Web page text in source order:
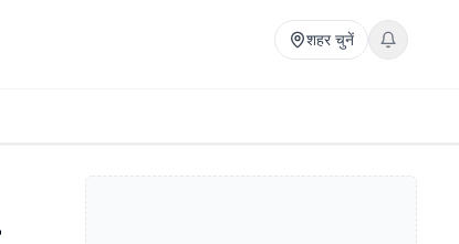
शहर चुनें